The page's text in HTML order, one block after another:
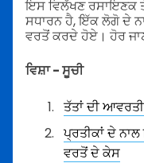
ਇਸ ਵਿਲੱਖਣ ਰਸਾਇਣਕ
ਸਧਾਰਨ ਹੈ, ਇੱਕ ਲੋਗੋ ਦੇ
ਵਰਤੋਂ ਕਰਦੇ ਹੋਏ। ਹੋਰ
ਵਿਸ਼ਾ - ਸੂਚੀ
ਤੱਤਾਂ ਦੀ
ਪ੍ਰਤੀਕਾਂ ਦੇ
ਵਰਤੋਂ ਦੇ ਕੇਸ